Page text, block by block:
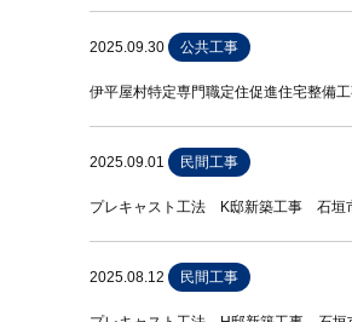
2025.09.30 公共工事
伊平屋村特定専門職定住促進住宅整備
2025.09.01 民間工事
プレキャスト工法 K邸新築工事 石
2025.08.12 民間工事